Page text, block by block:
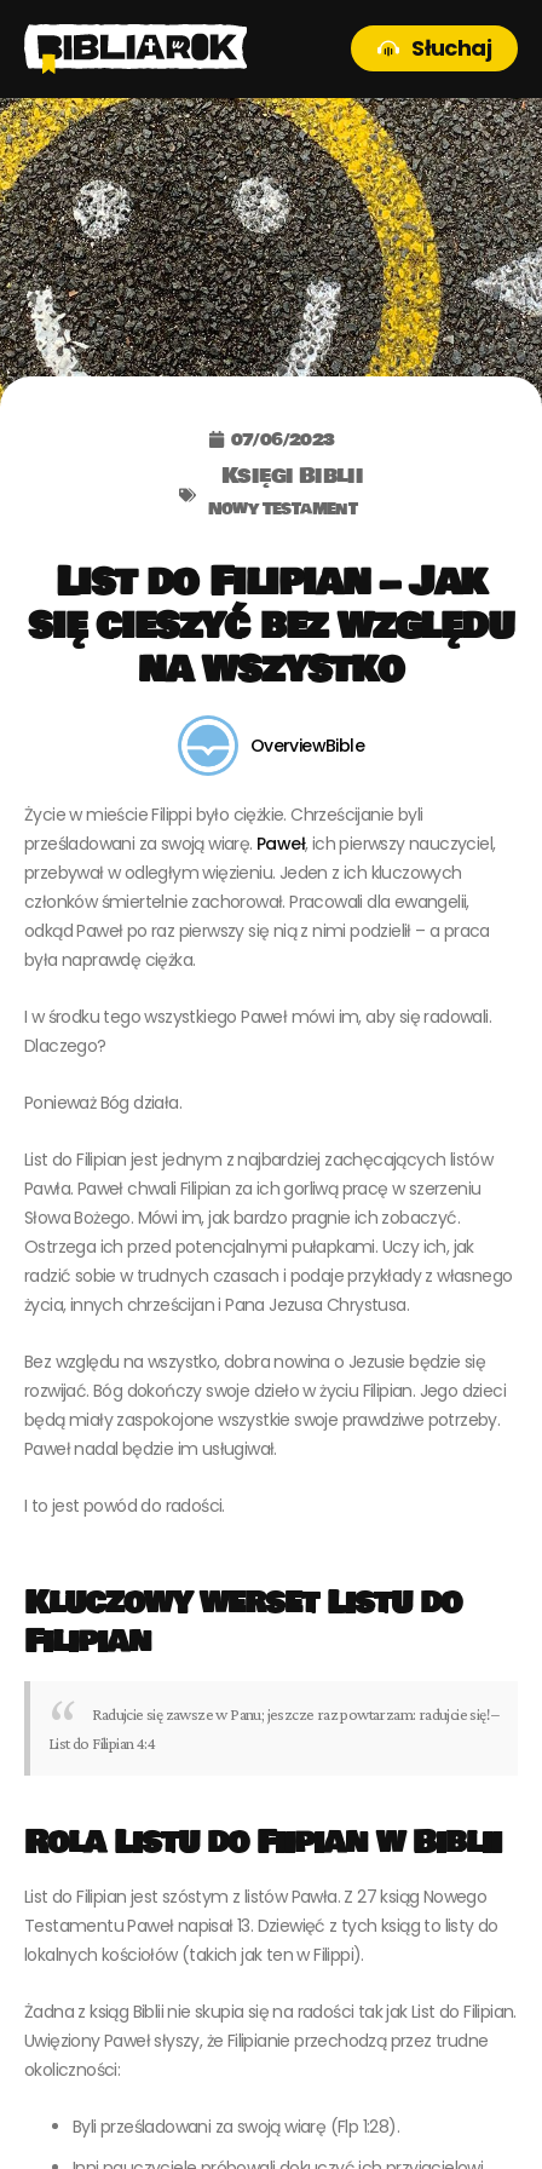
Słuchaj
07/06/2023
Księgi Biblii
Nowy Testament
List do Filipian – Jak
się cieszyć bez względu
na wszystko
OverviewBible
Życie w mieście Filippi było ciężkie. Chrześcijanie byli
prześladowani za swoją wiarę. Paweł, ich pierwszy nauczyciel,
przebywał w odległym więzieniu. Jeden z ich kluczowych
członków śmiertelnie zachorował. Pracowali dla ewangelii,
odkąd Paweł po raz pierwszy się nią z nimi podzielił – a praca
była naprawdę ciężka.
I w środku tego wszystkiego Paweł mówi im, aby się radowali.
Dlaczego?
Ponieważ Bóg działa.
List do Filipian jest jednym z najbardziej zachęcających listów
Pawła. Paweł chwali Filipian za ich gorliwą pracę w szerzeniu
Słowa Bożego. Mówi im, jak bardzo pragnie ich zobaczyć.
Ostrzega ich przed potencjalnymi pułapkami. Uczy ich, jak
radzić sobie w trudnych czasach i podaje przykłady z własnego
życia, innych chrześcijan i Pana Jezusa Chrystusa.
Bez względu na wszystko, dobra nowina o Jezusie będzie się
rozwijać. Bóg dokończy swoje dzieło w życiu Filipian. Jego dzieci
będą miały zaspokojone wszystkie swoje prawdziwe potrzeby.
Paweł nadal będzie im usługiwał.
I to jest powód do radości.
Kluczowy werset Listu do
Filipian
Radujcie się zawsze w Panu; jeszcze raz powtarzam: radujcie się! –
List do Filipian 4:4
Rola Listu do Fiipian w Biblii
List do Filipian jest szóstym z listów Pawła. Z 27 ksiąg Nowego
Testamentu Paweł napisał 13. Dziewięć z tych ksiąg to listy do
lokalnych kościołów (takich jak ten w Filippi).
Żadna z ksiąg Biblii nie skupia się na radości tak jak List do Filipian.
Uwięziony Paweł słyszy, że Filipianie przechodzą przez trudne
okoliczności:
Byli prześladowani za swoją wiarę (Flp 1:28).